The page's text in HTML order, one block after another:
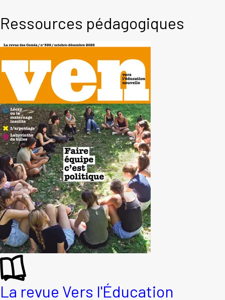
Ressources pédagogiques
La revue Vers l'Éducation